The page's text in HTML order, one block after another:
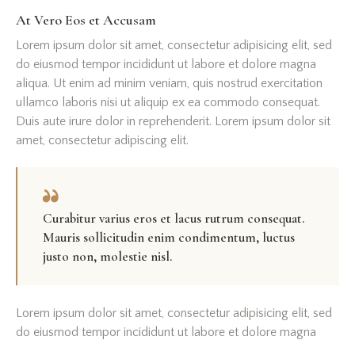
At Vero Eos et Accusam
Lorem ipsum dolor sit amet, consectetur adipisicing elit, sed
do eiusmod tempor incididunt ut labore et dolore magna
aliqua. Ut enim ad minim veniam, quis nostrud exercitation
ullamco laboris nisi ut aliquip ex ea commodo consequat.
Duis aute irure dolor in reprehenderit. Lorem ipsum dolor sit
amet, consectetur adipiscing elit.
Curabitur varius eros et lacus rutrum consequat.
Mauris sollicitudin enim condimentum, luctus
justo non, molestie nisl.
Lorem ipsum dolor sit amet, consectetur adipisicing elit, sed
do eiusmod tempor incididunt ut labore et dolore magna